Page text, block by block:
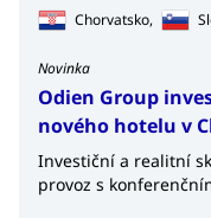
Chorvatsko,
Novinka
Odien Group
nového hotelu v
Investiční a realitní
provoz s